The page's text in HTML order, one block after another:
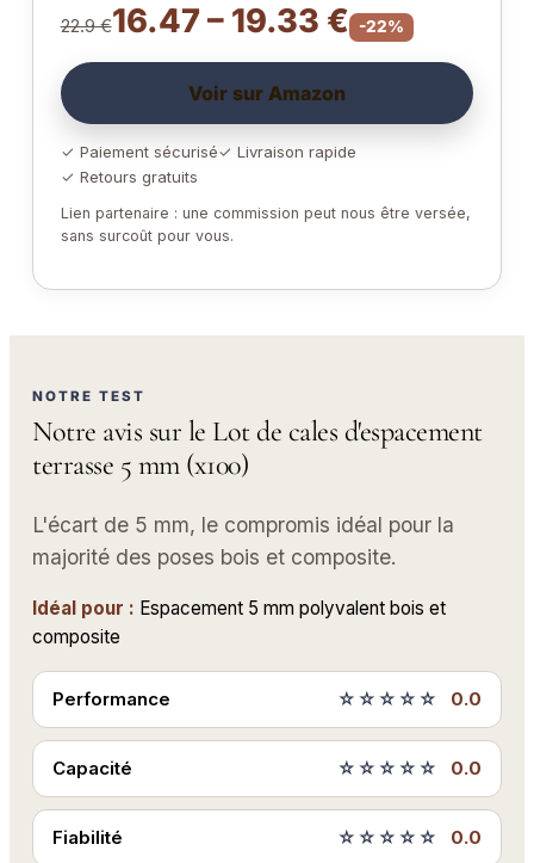
22.9 €16.47 – 19.33 € -22%
Voir sur Amazon
✓ Paiement sécurisé✓ Livraison rapide
✓ Retours gratuits
Lien partenaire : une commission peut nous être versée,
sans surcoût pour vous.
NOTRE TEST
Notre avis sur le Lot de cales d'espacement
terrasse 5 mm (x100)
L'écart de 5 mm, le compromis idéal pour la
majorité des poses bois et composite.
Idéal pour : Espacement 5 mm polyvalent bois et
composite
Performance ☆☆☆☆☆ 0.0
Capacité ☆☆☆☆☆ 0.0
Fiabilité ☆☆☆☆☆ 0.0